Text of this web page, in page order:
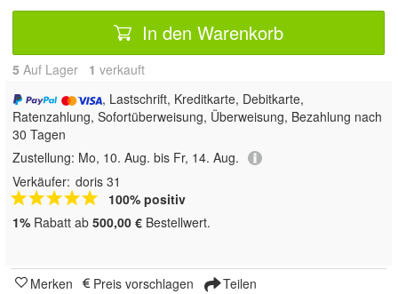
In den Warenkorb
5 Auf Lager 1 verkauft
, Lastschrift, Kreditkarte, Debitkarte,
Ratenzahlung, Sofortüberweisung, Überweisung, Bezahlung nach
30 Tagen
Zustellung: Mo, 10. Aug. bis Fr, 14. Aug.
Verkäufer: doris 31
100% positiv
1% Rabatt ab 500,00 € Bestellwert.
Merken Preis vorschlagen Teilen